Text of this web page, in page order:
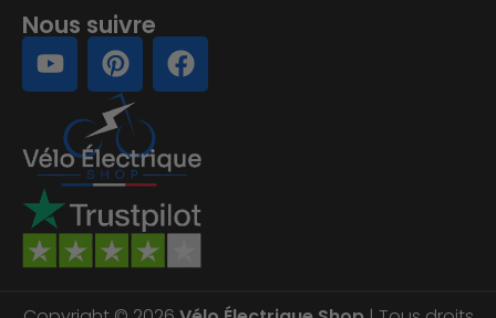
Nous suivre